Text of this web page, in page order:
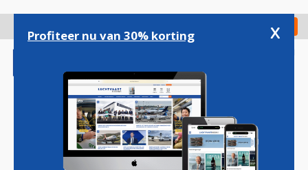
gaan
Check in
Magazine Podcasts Vacatures
Profiteer nu van 30% korting x